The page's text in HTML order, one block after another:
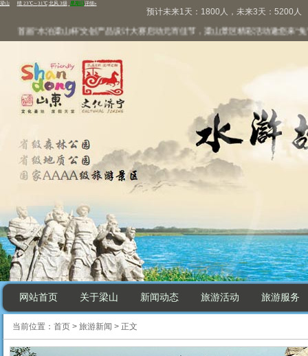
预计未来1天：1800人，未来3天：5200人
首届“水泊梁山杯”文创产品设计大赛启动元宵佳节，梁山景区精彩活动邀您来“兔”个
网站首页 关于梁山 新闻动态 旅游活动 旅游服务
当前位置： 首页 > 旅游新闻 > 正文